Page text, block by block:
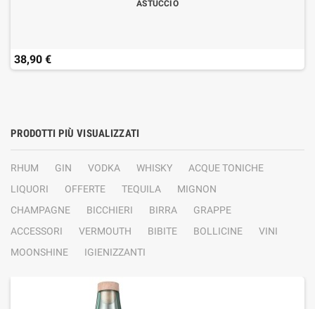
ASTUCCIO
38,90 €
PRODOTTI PIÙ VISUALIZZATI
RHUM GIN VODKA WHISKY
ACQUE TONICHE
LIQUORI
OFFERTE TEQUILA
MIGNON
CHAMPAGNE
BICCHIERI BIRRA
GRAPPE
ACCESSORI
VERMOUTH BIBITE BOLLICINE
VINI
MOONSHINE
IGIENIZZANTI